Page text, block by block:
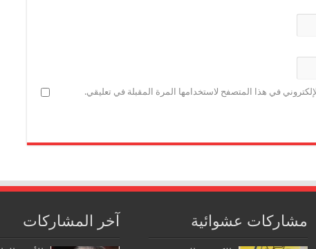
في هذا المتصفح لاستخدامها المرة المقبلة في تعليقي.
مشاركات عشوائية آخر المشاركات